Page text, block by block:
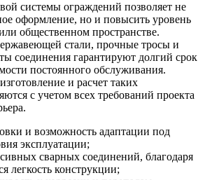
системы ограждений позволяет не
оформление, но и повысить уровень
общественном пространстве.
стали, прочные тросы и
соединения гарантируют долгий срок
постоянного обслуживания.
и расчет таких
с учетом всех требований проекта
и возможность адаптации под
эксплуатации;
сварных соединений, благодаря
легкость конструкции;